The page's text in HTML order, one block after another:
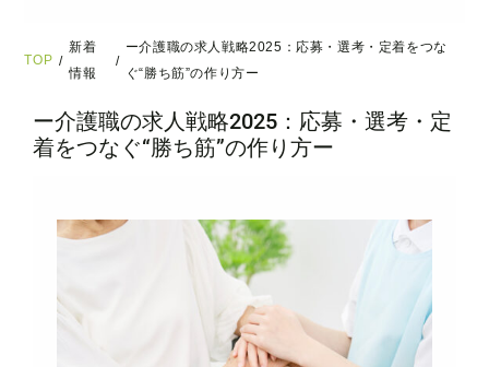
TOP /
新着
情報
/
ー介護職の求人戦略2025：応募・選考・定着をつな
ぐ“勝ち筋”の作り方ー
ー介護職の求人戦略2025：応募・選考・定
着をつなぐ“勝ち筋”の作り方ー